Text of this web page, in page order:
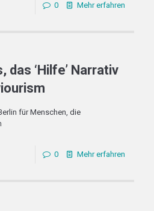
0 Mehr erfahren
das ‘Hilfe’ Narrativ
für Menschen, die
0 Mehr erfahren